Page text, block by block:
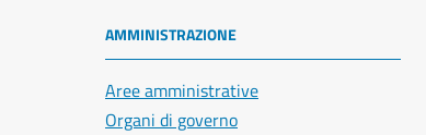
AMMINISTRAZIONE
Aree amministrative
Organi di governo